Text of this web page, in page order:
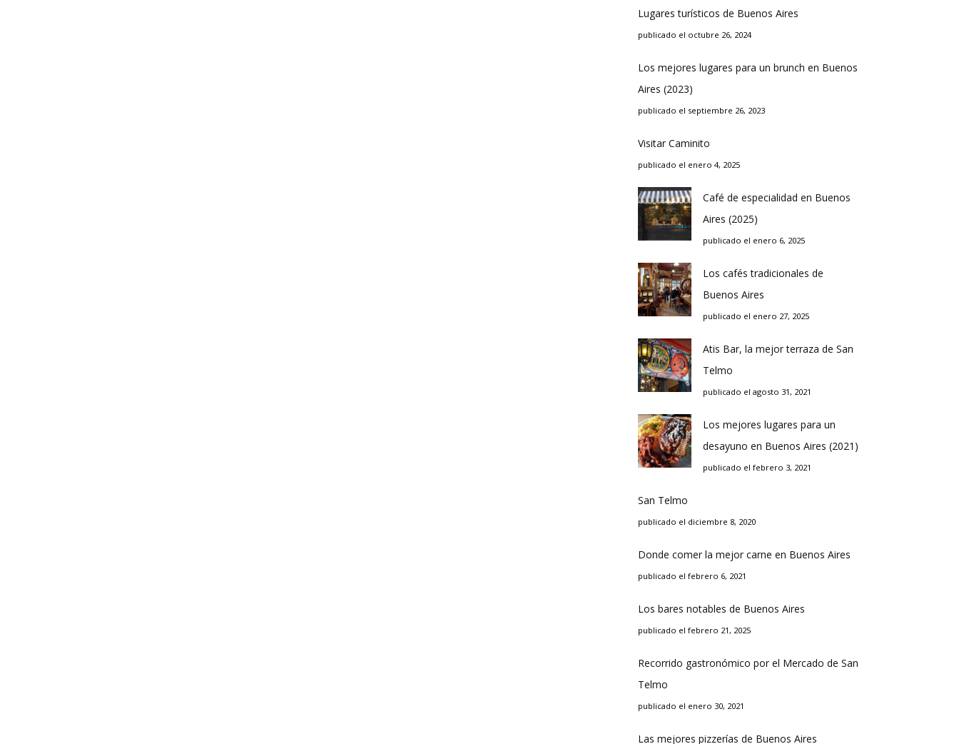
Lugares turísticos de Buenos Aires
publicado el octubre 26, 2024
Los mejores lugares para un brunch en Buenos
Aires (2023)
publicado el septiembre 26, 2023
Visitar Caminito
publicado el enero 4, 2025
Café de especialidad en Buenos
Aires (2025)
publicado el enero 6, 2025
Los cafés tradicionales de
Buenos Aires
publicado el enero 27, 2025
Atis Bar, la mejor terraza de San
Telmo
publicado el agosto 31, 2021
Los mejores lugares para un
desayuno en Buenos Aires (2021)
publicado el febrero 3, 2021
San Telmo
publicado el diciembre 8, 2020
Donde comer la mejor carne en Buenos Aires
publicado el febrero 6, 2021
Los bares notables de Buenos Aires
publicado el febrero 21, 2025
Recorrido gastronómico por el Mercado de San
Telmo
publicado el enero 30, 2021
Las mejores pizzerías de Buenos Aires